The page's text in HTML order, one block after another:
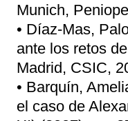
Munich,
• Díaz-Mas,
ante los retos
Madrid, CSIC,
• Barquín,
el caso de